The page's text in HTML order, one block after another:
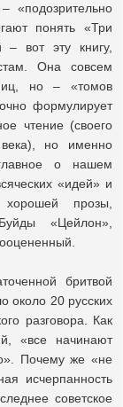
«подозрительно
понять «Три
вот эту книгу,
Она совсем
но – «томов
формулирует
чтение (своего
но именно
о нашем
«идей» и
прозы,
«Цейлон»,
бритвой
около 20 русских
разговора. Как
«все начинают
Почему же «не
исчерпанность
советское